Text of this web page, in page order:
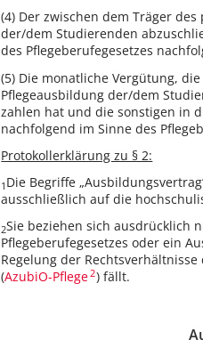
(4) Der zwischen dem Träger
der/dem Studierenden
des Pflegeberufegesetzes
(5) Die monatliche Vergütung,
Pflegeausbildung der/dem
zahlen hat und die sonstigen in
nachfolgend im Sinne des
Protokollerklärung zu § 2:
1 Die Begriffe
ausschließlich auf die
2Sie beziehen sich ausdrücklich
Pflegeberufegesetzes oder ein
Regelung der
(AzubiO-Pflege2) fällt.